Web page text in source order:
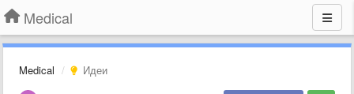
Medical
Medical Идеи